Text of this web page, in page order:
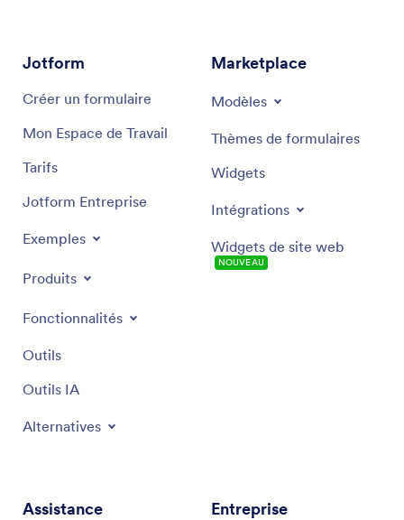
Jotform
Créer un formulaire
Mon Espace de Travail
Tarifs
Jotform Entreprise
Exemples
Produits
Fonctionnalités
Outils
Outils IA
Alternatives
Marketplace
Modèles
Thèmes de formulaires
Widgets
Intégrations
Widgets de site web
NOUVEAU
Assistance Entreprise